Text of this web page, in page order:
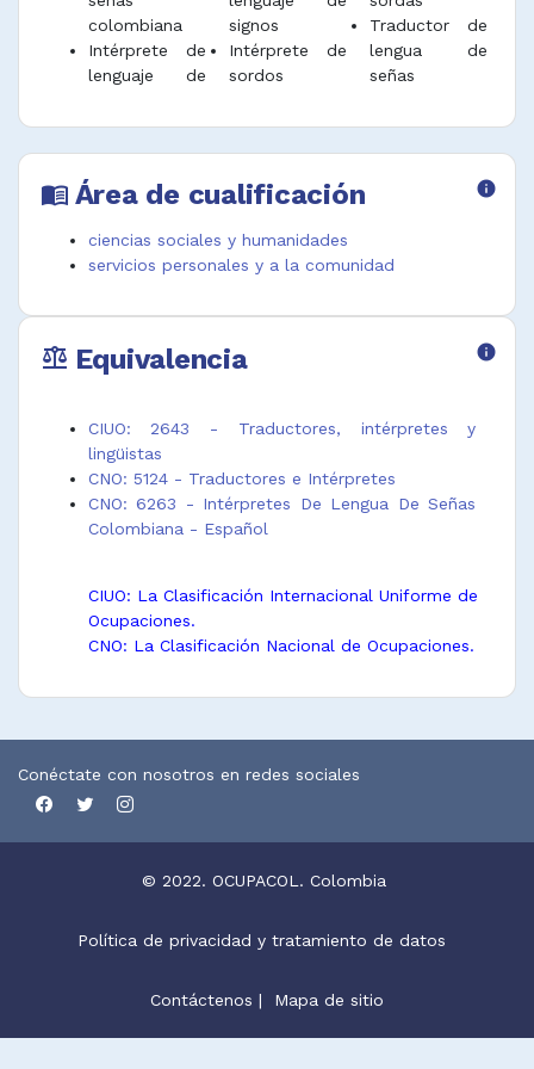
colombiana
Intérprete de
lenguaje de
signos
Intérprete de
sordos
Traductor de
lengua de
señas
menu_book Área de cualificación info
ciencias sociales y humanidades
servicios personales y a la comunidad
balance Equivalencia info
CIUO: 2643 - Traductores, intérpretes y
lingüistas
CNO: 5124 - Traductores e Intérpretes
CNO: 6263 - Intérpretes De Lengua De Señas
Colombiana - Español
CIUO: La Clasificación Internacional Uniforme de
Ocupaciones.
CNO: La Clasificación Nacional de Ocupaciones.
Conéctate con nosotros en redes sociales
© 2022. OCUPACOL. Colombia
Política de privacidad y tratamiento de datos
Contáctenos | Mapa de sitio